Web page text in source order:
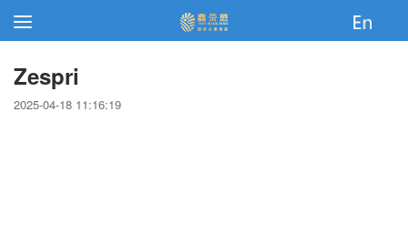
Zespri
2025-04-18 11:16:19